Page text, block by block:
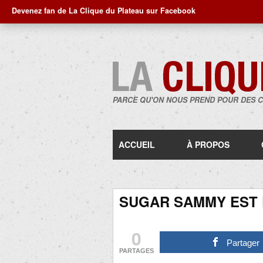
Devenez fan de La Clique du Plateau sur Facebook
PARCE QU'ON NOUS PREND POUR DES
ACCUEIL À PROPOS
SUGAR SAMMY
0
PARTAGES
Partager